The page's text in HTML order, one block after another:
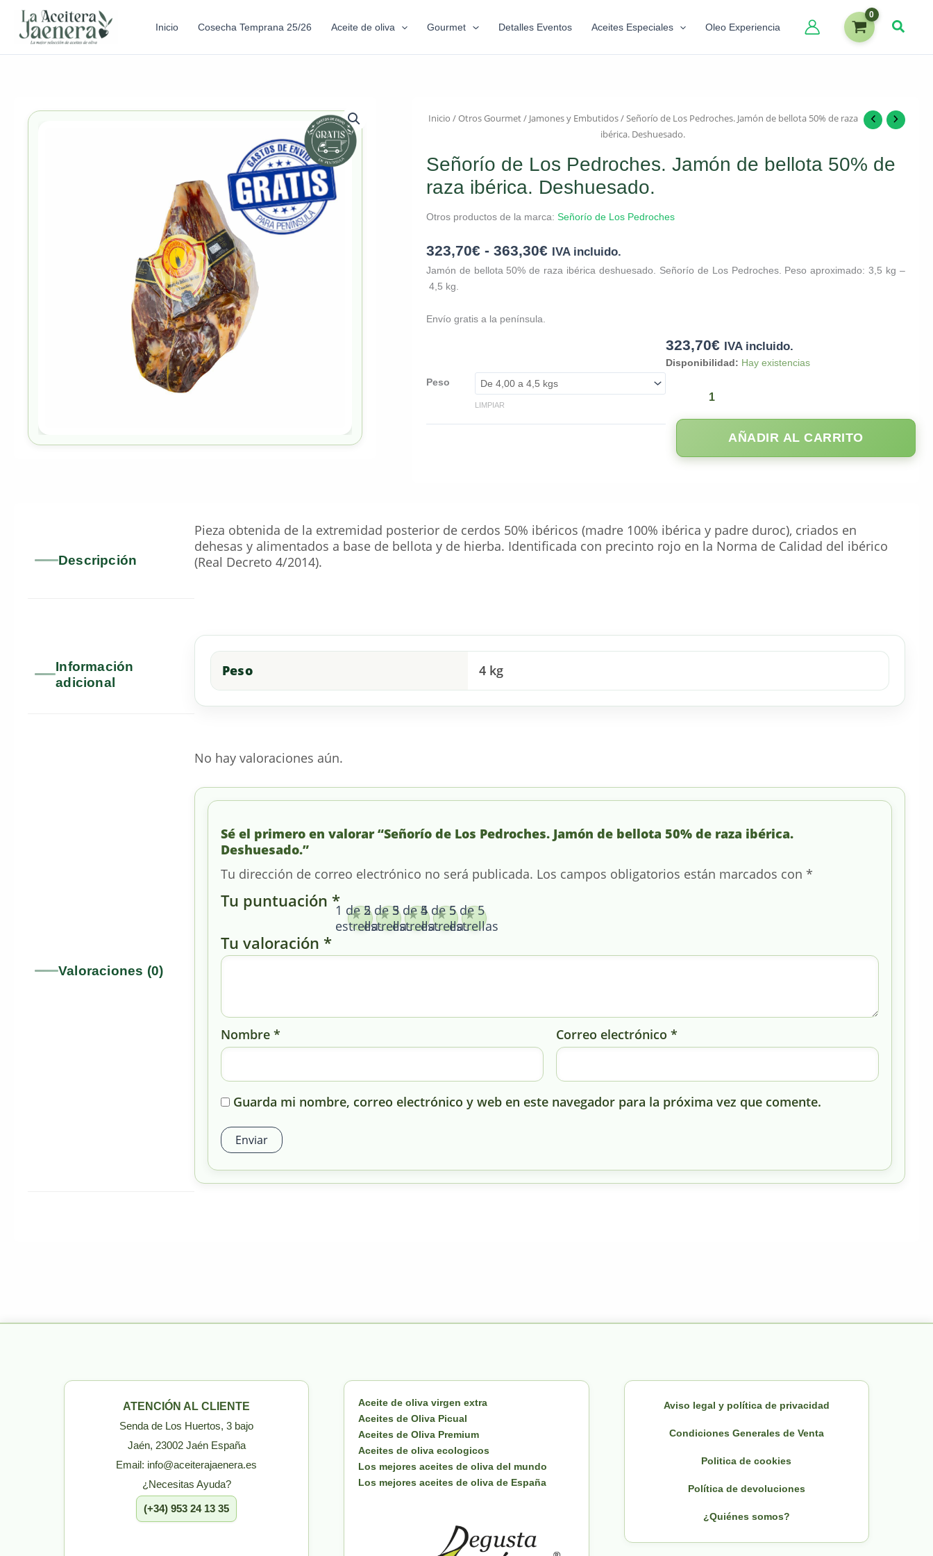
Inicio Cosecha Temprana 25/26 Aceite de oliva Gourmet Detalles Eventos Aceites Especiales Oleo Experiencia
Inicio /Otros Gourmet/ Jamones y Embutidos/ Señorío de Los Pedroches. Jamón de bellota 50% de raza
ibérica. Deshuesado.
Señorío de Los Pedroches. Jamón de bellota 50% de
raza ibérica. Deshuesado.
Otros productos de la marca: Señorío de Los Pedroches
323,70€ - 363,30€ IVA incluido.
Jamón de bellota 50% de raza ibérica deshuesado. Señorío de Los Pedroches. Peso aproximado: 3,5 kg –
4,5 kg.
Envío gratis a la península.
Peso
LIMPIAR
323,70€ IVA incluido.
Disponibilidad: Hay existencias
AÑADIR AL CARRITO
Descripción
Pieza obtenida de la extremidad posterior de cerdos 50% ibéricos (madre 100% ibérica y padre duroc), criados en
dehesas y alimentados a base de bellota y de hierba. Identificada con precinto rojo en la Norma de Calidad del ibérico
(Real Decreto 4/2014).
Información
adicional
Peso 4 kg
Valoraciones (0)
No hay valoraciones aún.
Sé el primero en valorar “Señorío de Los Pedroches. Jamón de bellota 50% de raza ibérica.
Deshuesado.”
Tu dirección de correo electrónico no será publicada. Los campos obligatorios están marcados con *
Tu puntuación *1 de 5
estrellas
2 de 5
estrellas
3 de 5
estrellas
4 de 5
estrellas
5 de 5
estrellas
Tu valoración *
Nombre * Correo electrónico*
Guarda mi nombre, correo electrónico y web en este navegador para la próxima vez que comente.
ATENCIÓN AL CLIENTE
Senda de Los Huertos, 3 bajo
Jaén, 23002 Jaén España
Email: info@aceiterajaenera.es
¿Necesitas Ayuda?
(+34) 953 24 13 35
Aceite de oliva virgen extra
Aceites de Oliva Picual
Aceites de Oliva Premium
Aceites de oliva ecologicos
Los mejores aceites de oliva del mundo
Los mejores aceites de oliva de España
Aviso legal y política de privacidad
Condiciones Generales de Venta
Politica de cookies
Política de devoluciones
¿Quiénes somos?